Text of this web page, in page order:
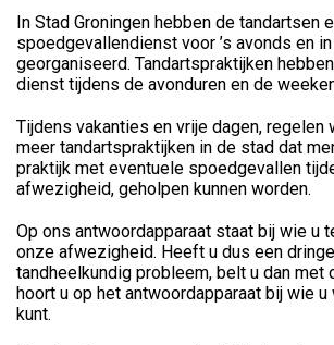
In Stad Groningen hebben de tandartsen
spoedgevallendienst voor ’s avonds en
georganiseerd. Tandartspraktijken
dienst tijdens de avonduren en de
Tijdens vakanties en vrije dagen, regelen
meer tandartspraktijken in de stad dat
praktijk met eventuele spoedgevallen
afwezigheid, geholpen kunnen worden.
Op ons antwoordapparaat staat bij wie u
onze afwezigheid. Heeft u dus een
tandheelkundig probleem, belt u dan met
hoort u op het antwoordapparaat bij wie u
kunt.